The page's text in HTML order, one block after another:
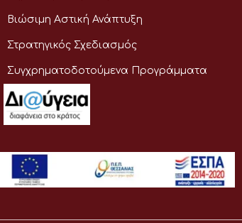
Βιώσιμη Αστική Ανάπτυξη
Στρατηγικός Σχεδιασμός
Συγχρηματοδοτούμενα Προγράμματα